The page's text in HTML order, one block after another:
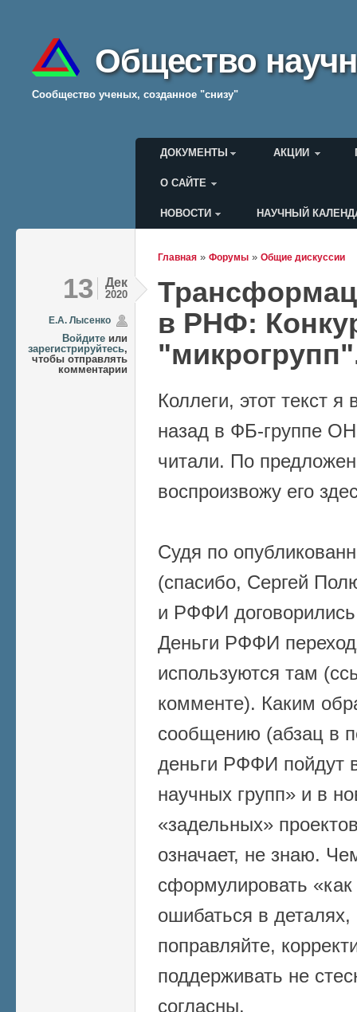
Общество
Cообщество ученых, созданное "снизу"
Главное меню
ДОКУМЕНТЫ АКЦИИ
О САЙТЕ
Меню пользователя
НОВОСТИ НАУЧНЫЙ
Вы здесь
Главная » Форумы » Общие дискуссии
13 Дек
2020
Е.А. Лысенко
Войдите или
зарегистрируйтесь,
чтобы отправлять
комментарии
в РНФ:
Коллеги, этот текст
назад в ФБ-группе
читали. По
воспроизвожу его
Судя по
(спасибо, Сергей
и РФФИ
Деньги РФФИ
используются там
комменте). Каким
сообщению (абзац в
деньги РФФИ пойдут
научных групп» и в
«задельных»
означает, не знаю.
сформулировать
ошибаться в деталях,
поправляйте,
поддерживать не
согласны.